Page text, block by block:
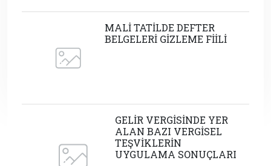
MALİ TATİLDE DEFTER
BELGELERİ GİZLEME FİİLİ
GELİR VERGİSİNDE YER
ALAN BAZI VERGİSEL
TEŞVİKLERİN
UYGULAMA SONUÇLARI